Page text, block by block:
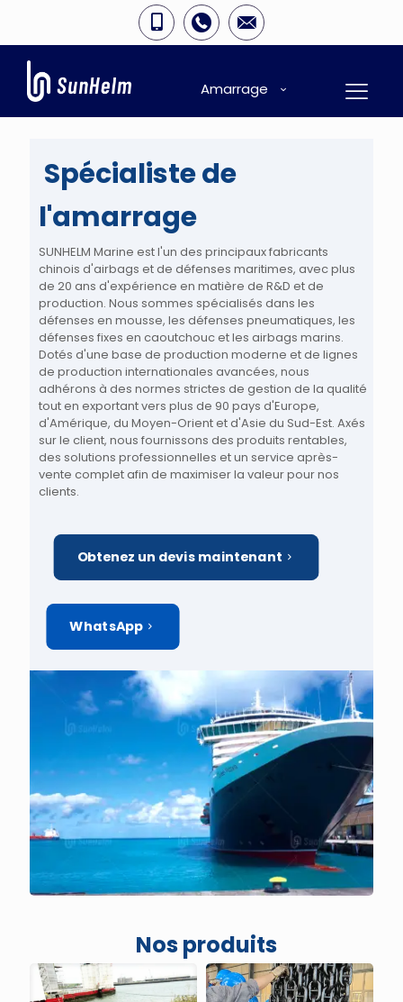
Amarrage
Spécialiste de
l'amarrage
SUNHELM Marine est l'un des principaux fabricants
chinois d'airbags et de défenses maritimes, avec plus
de 20 ans d'expérience en matière de R&D et de
production. Nous sommes spécialisés dans les
défenses en mousse, les défenses pneumatiques, les
défenses fixes en caoutchouc et les airbags marins.
Dotés d'une base de production moderne et de lignes
de production internationales avancées, nous
adhérons à des normes strictes de gestion de la qualité
tout en exportant vers plus de 90 pays d'Europe,
d'Amérique, du Moyen-Orient et d'Asie du Sud-Est. Axés
sur le client, nous fournissons des produits rentables,
des solutions professionnelles et un service après-
vente complet afin de maximiser la valeur pour nos
clients.
Obtenez un devis maintenant
WhatsApp
Nos produits